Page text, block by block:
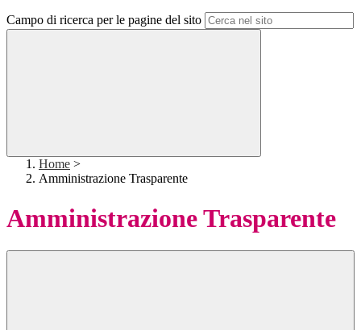
Campo di ricerca per le pagine del sito
Home >
Amministrazione Trasparente
Amministrazione Trasparente